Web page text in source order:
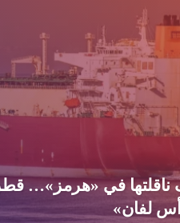
ناقلتها في «هرمز»…
لفان»